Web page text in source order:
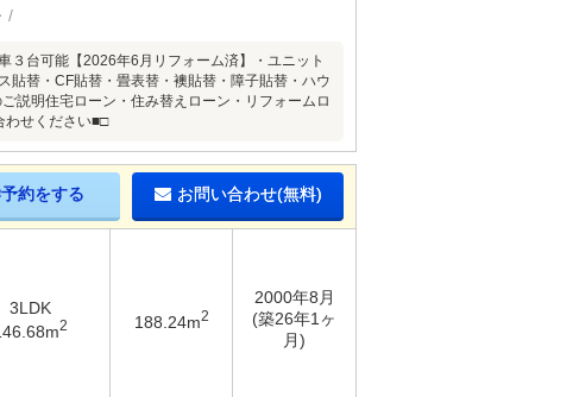
３台可能【2026年6月リフォーム済】・ユニット
貼替・CF貼替・畳表替・襖貼替・障子貼替・ハウ
説明住宅ローン・住み替えローン・リフォームロ
わせください■□
約をする お問い合わせ(無料)
3LDK
2 188.24m2
2000年8月
(築26年1ヶ
月)